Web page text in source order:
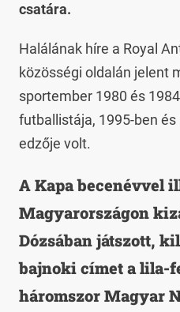
csatára.
Halálának híre a Royal
közösségi oldalán jelent
sportember 1980 és
futballistája, 1995-ben és
edzője volt.
A Kapa becenévvel
Magyarországon
Dózsában játszott,
bajnoki címet a lila-
háromszor Magyar